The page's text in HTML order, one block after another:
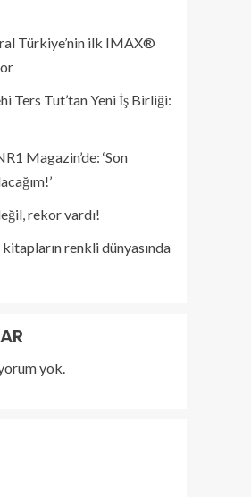
Türkiye’nin ilk IMAX®
Ters Tut’tan Yeni İş Birliği:
Magazin’de: ‘Son
rekor vardı!
renkli dünyasında
yok.